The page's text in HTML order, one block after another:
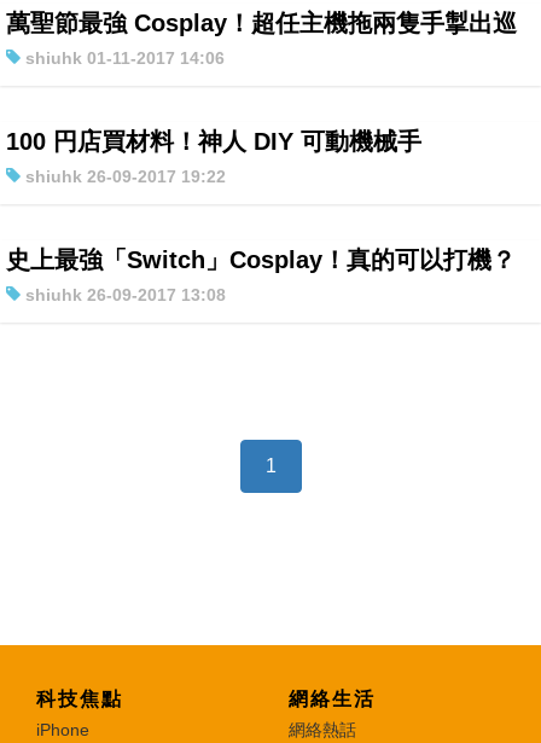
萬聖節最強 Cosplay！超任主機拖兩隻手掣出巡
shiuhk 01-11-2017 14:06
100 円店買材料！神人 DIY 可動機械手
shiuhk 26-09-2017 19:22
史上最強「Switch」Cosplay！真的可以打機？
shiuhk 26-09-2017 13:08
1
科技焦點
iPhone
網絡生活
網絡熱話